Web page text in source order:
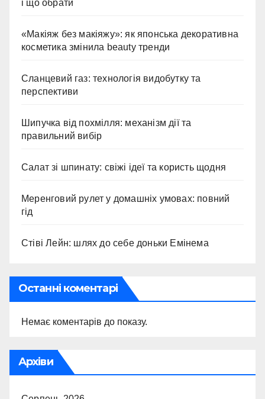
і що обрати
«Макіяж без макіяжу»: як японська декоративна
косметика змінила beauty тренди
Сланцевий газ: технологія видобутку та
перспективи
Шипучка від похмілля: механізм дії та
правильний вибір
Салат зі шпинату: свіжі ідеї та користь щодня
Меренговий рулет у домашніх умовах: повний
гід
Стіві Лейн: шлях до себе доньки Емінема
Останні коментарі
Немає коментарів до показу.
Архіви